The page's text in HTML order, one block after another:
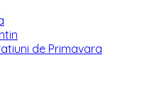
de Primavara